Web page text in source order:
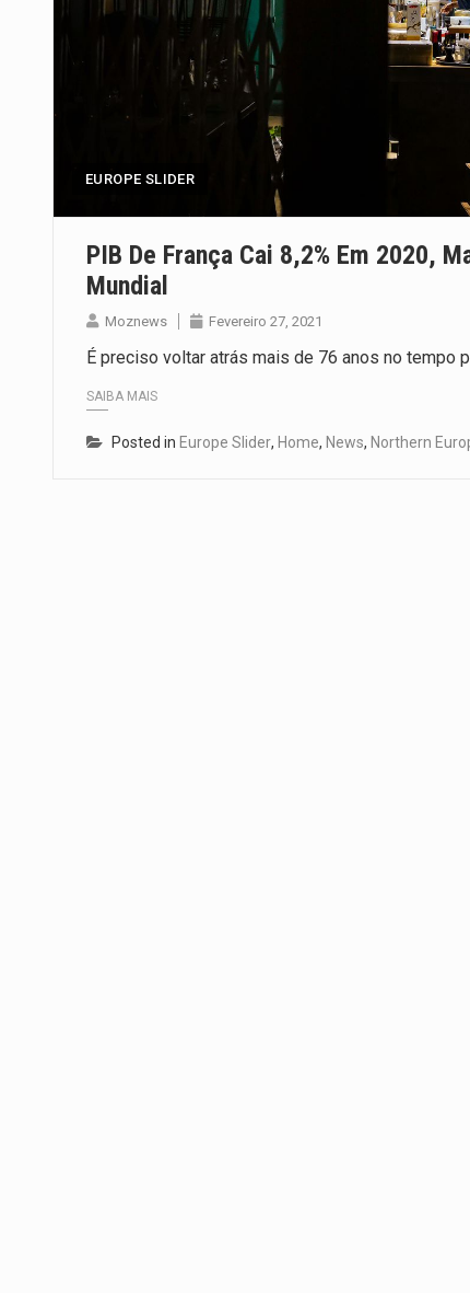
Cover photo suggestion (in
O Senado dos Estados
EUROPE SLIDER
PIB De França Cai 8,2% Em 2020,
Mundial
Moznews Fevereiro 27, 2021
É preciso voltar atrás mais de 76 anos no tempo
SAIBA MAIS
Posted in Europe Slider, Home, News, Northern